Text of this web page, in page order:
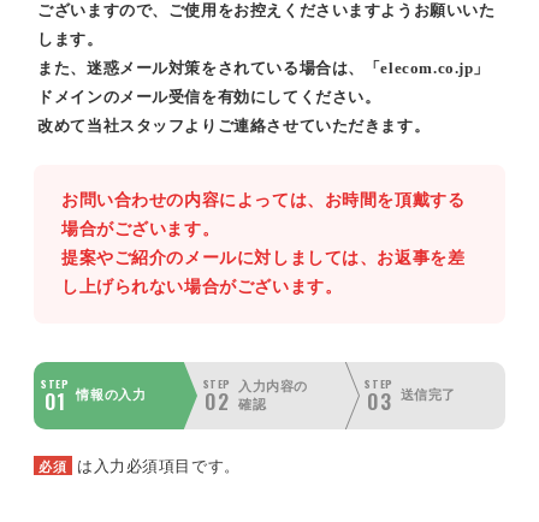
ございますので、ご使用をお控えくださいますようお願いいた
します。
また、迷惑メール対策をされている場合は、「elecom.co.jp」
ドメインのメール受信を有効にしてください。
改めて当社スタッフよりご連絡させていただきます。
お問い合わせの内容によっては、お時間を頂戴する
場合がございます。
提案やご紹介のメールに対しましては、お返事を差
し上げられない場合がございます。
STEP
01 情報の入力
STEP
02
入力内容の
確認
STEP
03 送信完了
必須 は入力必須項目です。